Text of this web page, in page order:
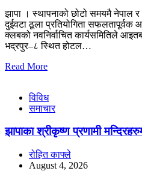
झापा । स्थापनाको छोटो समयमै नेपाल
दुईवटा ठूला प्रतियोगिता
क्लबको नवनिर्वाचित कार्यसमितिले
भद्रपुर–८ स्थित होटल…
Read More
विविध
समाचार
झापाका श्रीकृष्ण प्रणामी
रोहित काफ्ले
August 4, 2026